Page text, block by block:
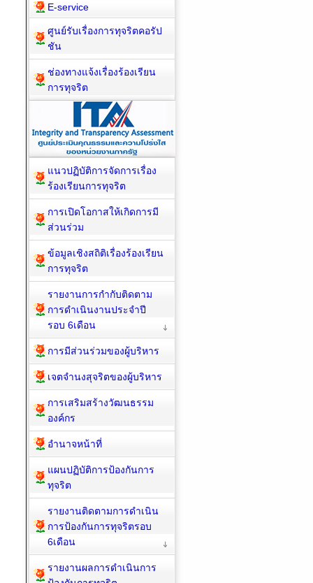
E-service
ศูนย์รับเรื่องการทุจริตคอรัป
ชัน
ช่องทางแจ้งเรื่องร้องเรียน
การทุจริต
แนวปฏิบัติการจัดการเรื่อง
ร้องเรียนการทุจริต
การเปิดโอกาสให้เกิดการมี
ส่วนร่วม
ข้อมูลเชิงสถิติเรื่องร้องเรียน
การทุจริต
รายงานการกำกับติดตาม
การดำเนินงานประจำปี
รอบ 6เดือน
การมีส่วนร่วมของผู้บริหาร
เจตจำนงสุจริตของผู้บริหาร
การเสริมสร้างวัฒนธรรม
องค์กร
อำนาจหน้าที่
แผนปฏิบัติการป้องกันการ
ทุจริต
รายงานติดตามการดำเนิน
การป้องกันการทุจริตรอบ
6เดือน
รายงานผลการดำเนินการ